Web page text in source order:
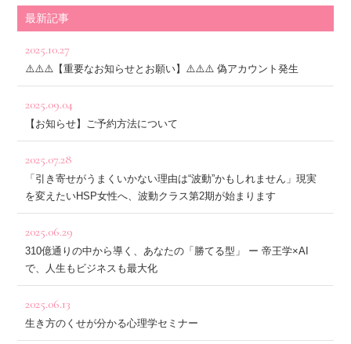
最新記事
2025.10.27
⚠️⚠️⚠️【重要なお知らせとお願い】⚠️⚠️⚠️ 偽アカウント発生
2025.09.04
【お知らせ】ご予約方法について
2025.07.28
「引き寄せがうまくいかない理由は“波動”かもしれません」現実
を変えたいHSP女性へ、波動クラス第2期が始まります
2025.06.29
310億通りの中から導く、あなたの「勝てる型」 ー 帝王学×AI
で、人生もビジネスも最大化
2025.06.13
生き方のくせが分かる心理学セミナー